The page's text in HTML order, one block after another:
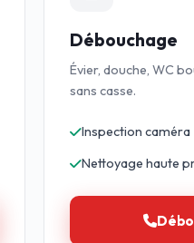
Débouchage
Évier, douche, WC
sans casse.
Inspection caméra
Nettoyage haute